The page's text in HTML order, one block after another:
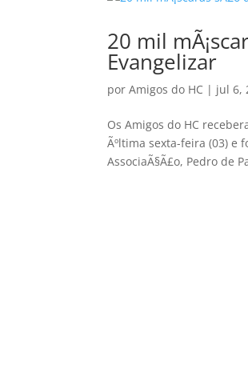
20 mil
Evangelizar
porAmigos do HC | jul 6,
Os Amigos do HC
Ãºltima sexta-feira (03) e
AssociaÃ§Ã£o, Pedro de